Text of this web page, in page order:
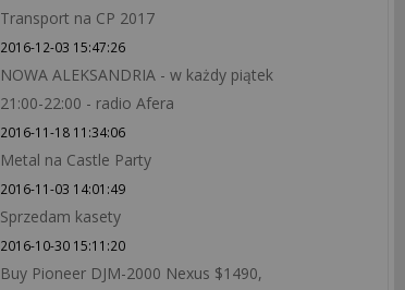
Transport na CP 2017
2016-12-03 15:47:26
NOWA ALEKSANDRIA - w każdy piątek
21:00-22:00 - radio Afera
2016-11-18 11:34:06
Metal na Castle Party
2016-11-03 14:01:49
Sprzedam kasety
2016-10-30 15:11:20
Buy Pioneer DJM-2000 Nexus $1490,